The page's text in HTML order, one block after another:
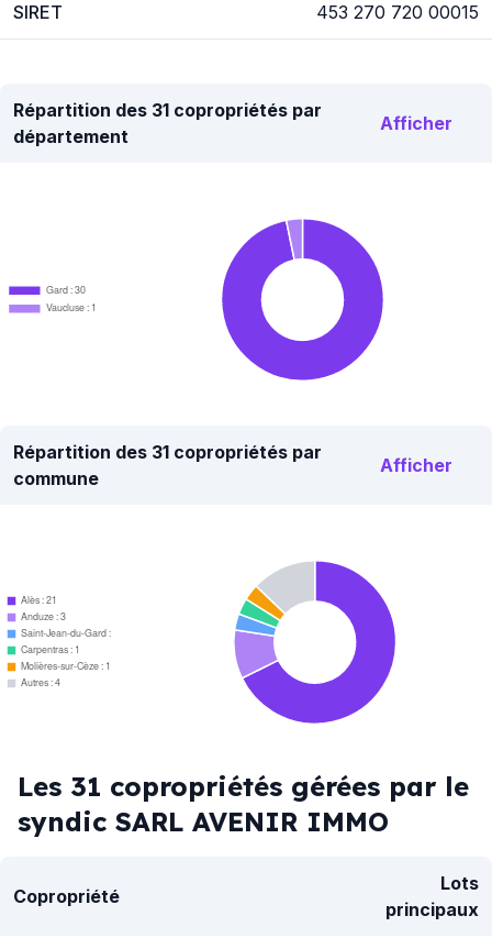
SIRET 453 270 720 00015
Répartition des 31 copropriétés par
département
Afficher
Gard : 30
Vaucluse : 1
Répartition des 31 copropriétés par
commune
Afficher
Alès : 21
Anduze : 3
Saint-Jean-du-Gard : 1
Carpentras : 1
Molières-sur-Cèze : 1
Autres : 4
Les 31 copropriétés gérées par le
syndic SARL AVENIR IMMO
Copropriété
Lots
principaux